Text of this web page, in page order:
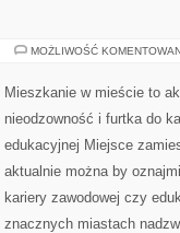
MOŻLIWOŚĆ
Mieszkanie w mieście to
nieodzowność i furtka do
edukacyjnej Miejsce
aktualnie można by
kariery zawodowej czy
znacznych miastach